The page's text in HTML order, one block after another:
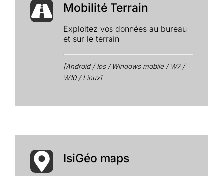
Mobilité Terrain
Exploitez vos données au bureau
et sur le terrain
[Android / Ios / Windows mobile / W7 /
W10 / Linux]
IsiGéo maps